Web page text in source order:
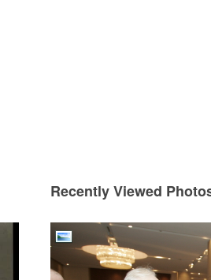
Recently Viewed